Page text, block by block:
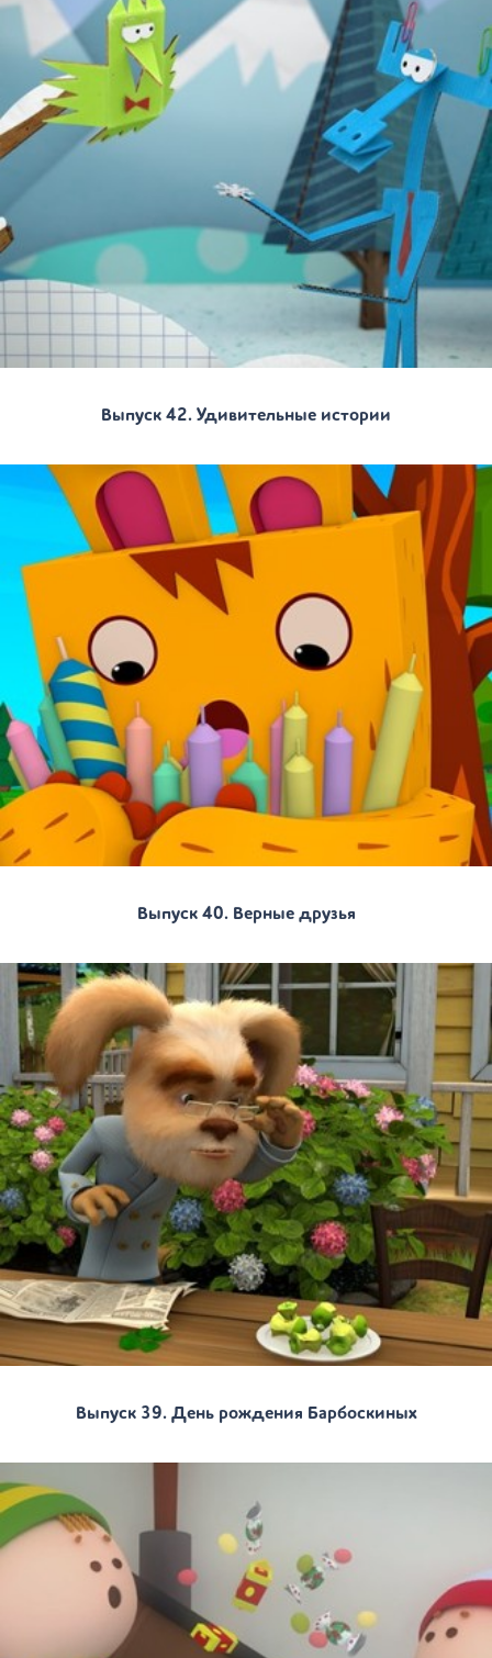
Выпуск 42. Удивительные истории
Выпуск 40. Верные друзья
Выпуск 39. День рождения Барбоскиных